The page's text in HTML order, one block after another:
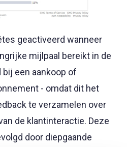
geactiveerd wanneer
mijlpaal bereikt in de
een aankoop of
- omdat dit het
te verzamelen over
de klantinteractie. Deze
door diepgaande